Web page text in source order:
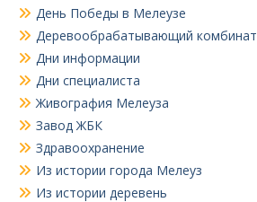
День Победы в Мелеузе
Деревообрабатывающий комбинат
Дни информации
Дни специалиста
Живография Мелеуза
Завод ЖБК
Здравоохранение
Из истории города Мелеуз
Из истории деревень